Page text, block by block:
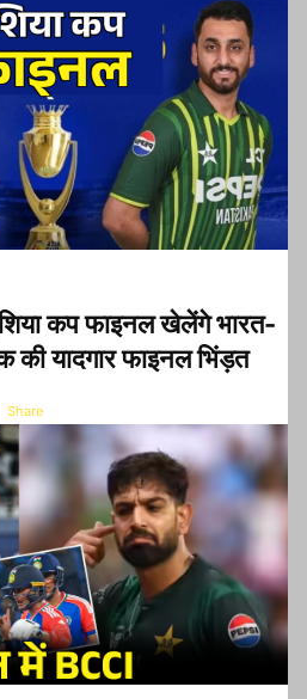
कप फाइनल खेलेंगे भारत-
की यादगार फाइनल भिंड़त
Share